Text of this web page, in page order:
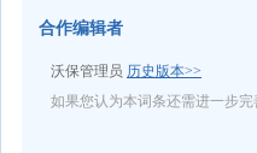
合作编辑者
沃保管理员 历史版本>>
如果您认为本词条还需进一步